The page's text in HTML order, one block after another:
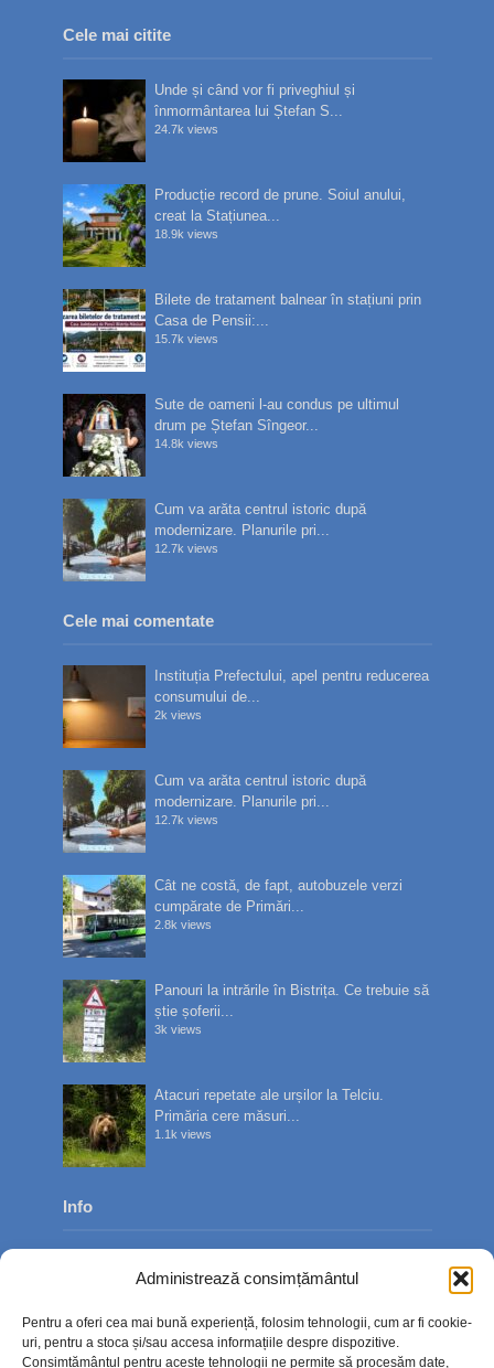
Administrează consimțământul
Pentru a oferi cea mai bună experiență, folosim tehnologii, cum ar fi cookie-
uri, pentru a stoca și/sau accesa informațiile despre dispozitive.
Consimțământul pentru aceste tehnologii ne permite să procesăm date,
Cele mai citite
Unde și când vor fi priveghiul și
înmormântarea lui Ștefan S...
24.7k views
Producție record de prune. Soiul anului,
creat la Stațiunea...
18.9k views
Bilete de tratament balnear în stațiuni prin
Casa de Pensii:...
15.7k views
Sute de oameni l-au condus pe ultimul
drum pe Ștefan Sîngeor...
14.8k views
Cum va arăta centrul istoric după
modernizare. Planurile pri...
12.7k views
Cele mai comentate
Instituția Prefectului, apel pentru reducerea
consumului de...
2k views
Cum va arăta centrul istoric după
modernizare. Planurile pri...
12.7k views
Cât ne costă, de fapt, autobuzele verzi
cumpărate de Primări...
2.8k views
Panouri la intrările în Bistrița. Ce trebuie să
știe șoferii...
3k views
Atacuri repetate ale urșilor la Telciu.
Primăria cere măsuri...
1.1k views
Info
Contact